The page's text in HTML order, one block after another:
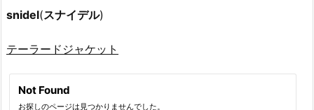
snidel(スナイデル)
テーラードジャケット